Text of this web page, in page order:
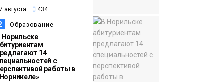
августа
«Домик Хоббитов» и
«Самолёт в облаках»
появятся в Кайеркане
августа
Предстоящие
выходные в
августа 434
Образование
Норильске
14
с
работы в